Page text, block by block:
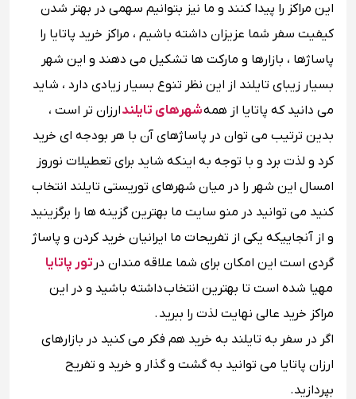
این مراکز را پیدا کنند و ما نیز بتوانیم سهمی در بهتر شدن
کیفیت سفر شما عزیزان داشته باشیم ، مراکز خرید پاتایا را
پاساژ‌ها ، بازارها و مارکت‌ ها تشکیل می دهند و این شهر
بسیار زیبای تایلند از این نظر تنوع بسیار زیادی دارد ، شاید
می دانید که پاتایا از همهشهرهای تایلندارزان تر است ،
بدین ترتیب می توان در پاساژ‌های آن با هر بودجه ای‌ خرید
کرد و لذت برد و با توجه به اینکه شاید برای تعطیلات نوروز
امسال این شهر را در میان شهرهای توریستی تایلند انتخاب
کنید می توانید در منو سایت ما بهترین گزینه ها را برگزینید
و از آنجاییکه یکی از تفریحات ما ایرانیان خرید کردن و پاساژ
گردی است این امکان برای شما علاقه مندان در تور پاتایا
مهیا شده است تا بهترین انتخاب داشته باشید و در این
مراکز خرید عالی نهایت لذت را ببرید .
اگر در سفر به تایلند به خرید هم فکر می کنید در بازارهای
ارزان پاتایا می توانید به گشت و گذار و خرید و تفریح
بپردازید.